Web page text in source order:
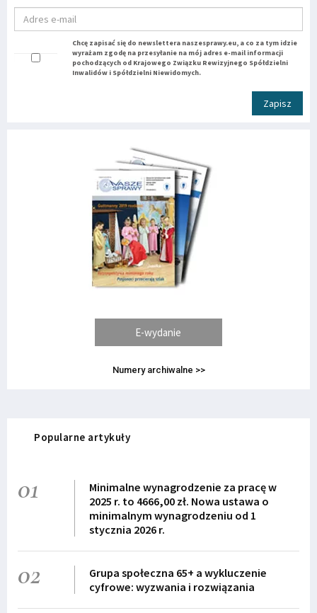
Chcę zapisać się do newslettera naszesprawy.eu, a co za tym idzie
wyrażam zgodę na przesyłanie na mój adres e-mail informacji
pochodzących od Krajowego Związku Rewizyjnego Spółdzielni
Inwalidów i Spółdzielni Niewidomych.
Zapisz
E-wydanie
Numery archiwalne >>
Popularne artykuły
01
Minimalne wynagrodzenie za pracę w
2025 r. to 4666,00 zł. Nowa ustawa o
minimalnym wynagrodzeniu od 1
stycznia 2026 r.
02
Grupa społeczna 65+ a wykluczenie
cyfrowe: wyzwania i rozwiązania